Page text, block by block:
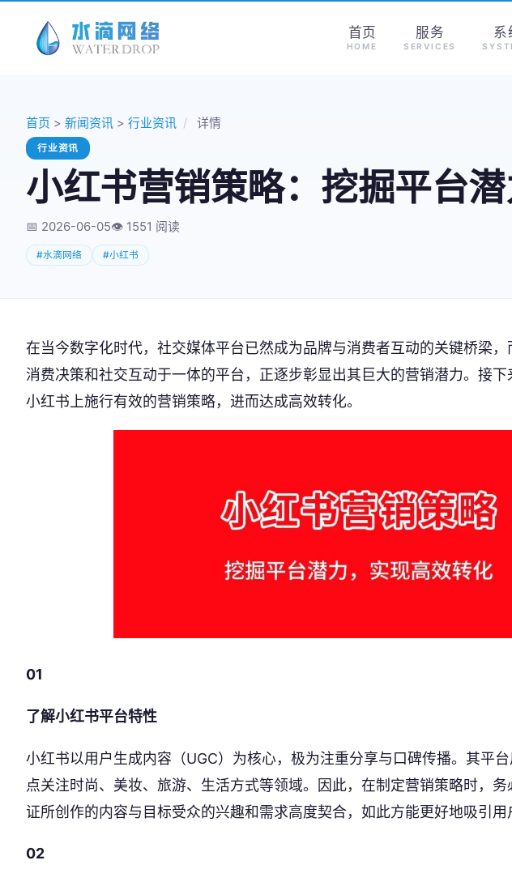
首页
HOME
服务
SERVICES
系
首页 > 新闻资讯 > 行业资讯 / 详情
行业资讯
小红书营销策略：挖掘平台
📅 2026-06-05👁️ 1551 阅读
#水滴网络 #小红书
在当今数字化时代，社交媒体平台已然成为品牌与消费者互动的关键桥梁，
消费决策和社交互动于一体的平台，正逐步彰显出其巨大的营销潜力。接
小红书上施行有效的营销策略，进而达成高效转化。
01
了解小红书平台特性
小红书以用户生成内容（UGC）为核心，极为注重分享与口碑传播。其平
点关注时尚、美妆、旅游、生活方式等领域。因此，在制定营销策略时，
证所创作的内容与目标受众的兴趣和需求高度契合，如此方能更好地吸引用
02